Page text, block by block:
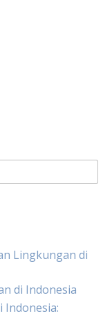
Lingkungan di
di Indonesia
Indonesia: